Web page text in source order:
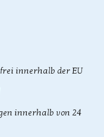
innerhalb der EU
innerhalb von 24